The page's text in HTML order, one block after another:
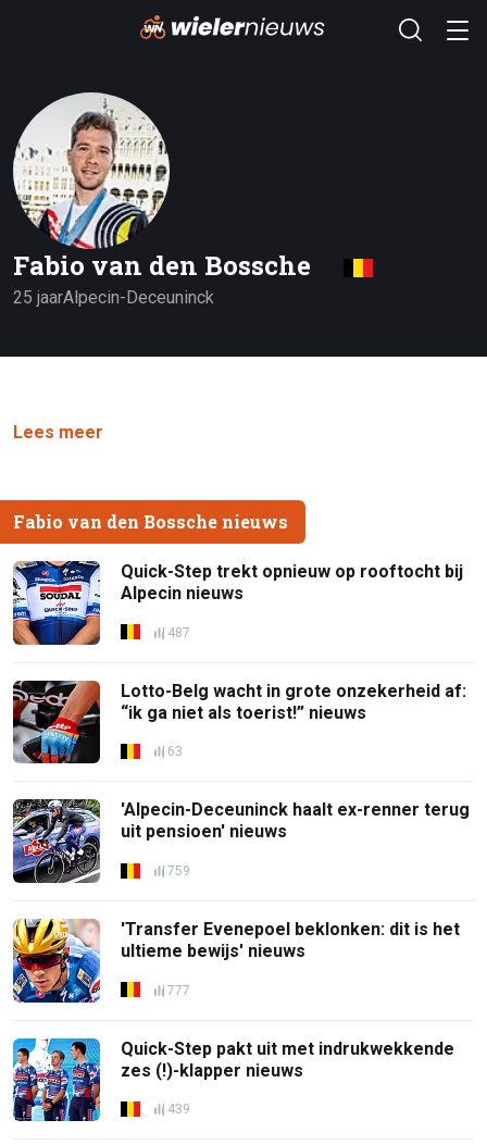
Fabio van den Bossche
25 jaarAlpecin-Deceuninck
Lees meer
Fabio van den Bossche nieuws
Quick-Step trekt opnieuw op rooftocht bij
Alpecin nieuws
487
Lotto-Belg wacht in grote onzekerheid af:
“ik ga niet als toerist!” nieuws
63
'Alpecin-Deceuninck haalt ex-renner terug
uit pensioen' nieuws
759
'Transfer Evenepoel beklonken: dit is het
ultieme bewijs' nieuws
777
Quick-Step pakt uit met indrukwekkende
zes (!)-klapper nieuws
439